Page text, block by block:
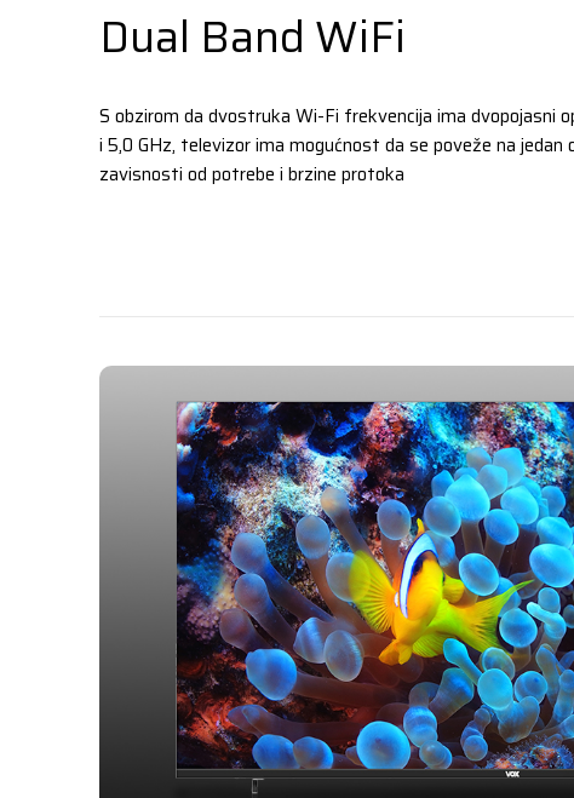
Dual Band WiFi
S obzirom da dvostruka Wi-Fi frekvencija ima dvopojasni
i 5,0 GHz, televizor ima mogućnost da se poveže na jedan
zavisnosti od potrebe i brzine protoka